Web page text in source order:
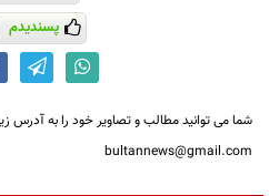
پسندیدم
شما می توانید مطالب و تصاویر خود را به آدرس
bultannews@gmail.com